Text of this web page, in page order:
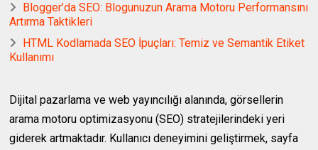
Blogger’da SEO: Blogunuzun Arama Motoru Performansını
Artırma Taktikleri
HTML Kodlamada SEO İpuçları: Temiz ve Semantik Etiket
Kullanımı
Dijital pazarlama ve web yayıncılığı alanında, görsellerin
arama motoru optimizasyonu (SEO) stratejilerindeki yeri
giderek artmaktadır. Kullanıcı deneyimini geliştirmek, sayfa